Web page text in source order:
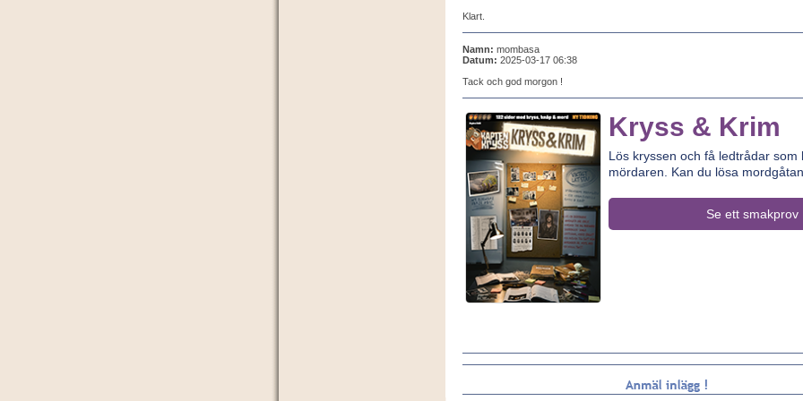
Klart.
Namn: mombasa
Datum: 2025-03-17 06:38
Tack och god morgon !
Kryss & Krim
Lös kryssen och få ledtrådar som
mördaren. Kan du lösa
Se ett smakprov